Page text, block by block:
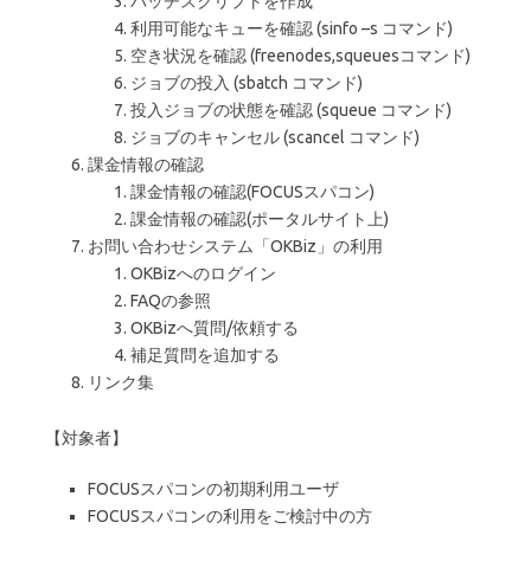
利用可能なキューを確認 (sinfo –s コマンド)
空き状況を確認 (freenodes,squeuesコマンド)
ジョブの投入 (sbatch コマンド)
投入ジョブの状態を確認 (squeue コマンド)
ジョブのキャンセル (scancel コマンド)
課金情報の確認
課金情報の確認(FOCUSスパコン)
課金情報の確認(ポータルサイト上)
お問い合わせシステム「OKBiz」の利用
OKBizへのログイン
FAQの参照
OKBizへ質問/依頼する
補足質問を追加する
リンク集
【対象者】
FOCUSスパコンの初期利用ユーザ
FOCUSスパコンの利用をご検討中の方